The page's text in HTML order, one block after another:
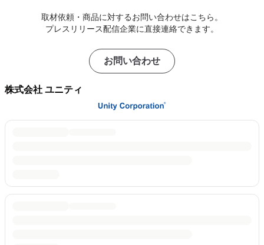
取材依頼・商品に対するお問い合わせはこちら。
プレスリリース配信企業に直接連絡できます。
お問い合わせ
株式会社 ユニティ